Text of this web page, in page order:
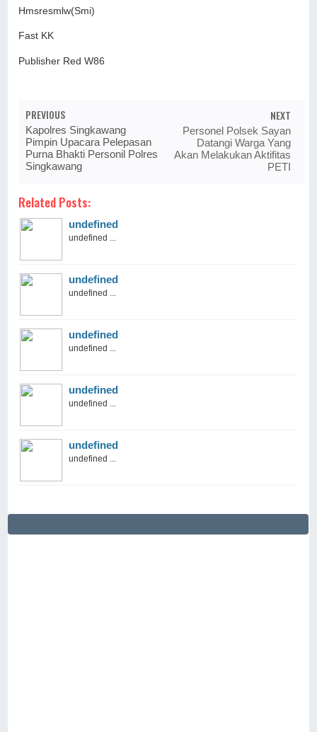
Hmsresmlw(Smi)
Fast KK
Publisher Red W86
PREVIOUS
Kapolres Singkawang
Pimpin Upacara Pelepasan
Purna Bhakti Personil Polres
Singkawang
NEXT
Personel Polsek Sayan
Datangi Warga Yang
Akan Melakukan Aktifitas
PETI
Related Posts:
undefined
undefined ...
undefined
undefined ...
undefined
undefined ...
undefined
undefined ...
undefined
undefined ...